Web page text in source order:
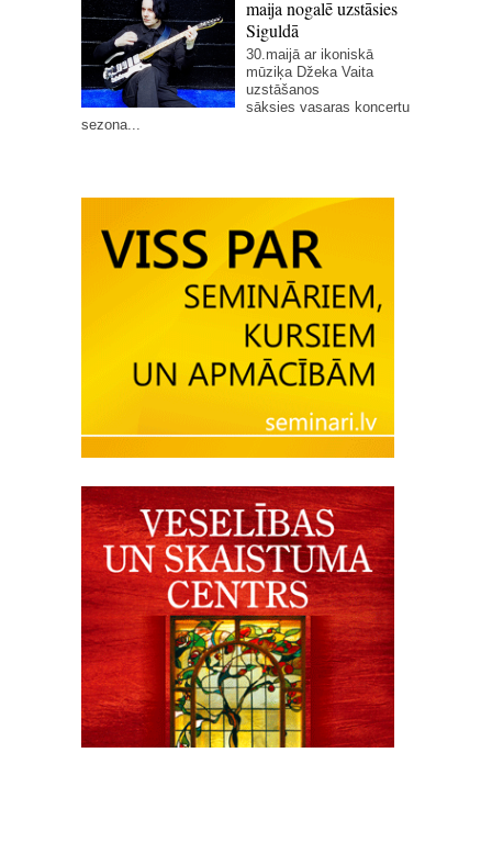
maija nogalē uzstāsies
Siguldā
30.maijā ar ikoniskā
mūziķa Džeka Vaita
uzstāšanos
sāksies vasaras koncertu
sezona...